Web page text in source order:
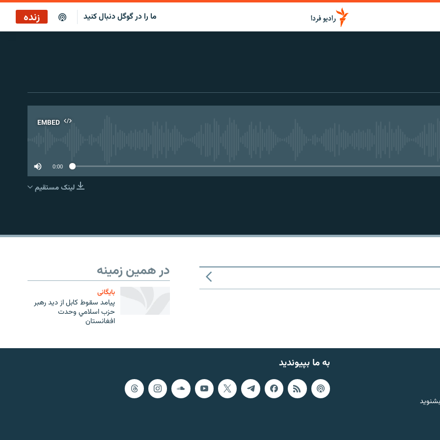
ما را در گوگل دنبال کنید زنده
EMBED
EMBED
0:00
لینک مستقیم
در همین زمینه
بایگانی
پيامد سقوط كابل از ديد رهبر
حزب اسلامي وحدت
افغانستان
به ما بپیوندید